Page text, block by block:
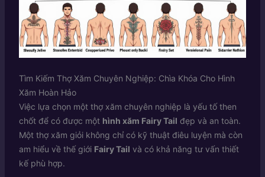
Tìm Kiếm Thợ Xăm Chuyên Nghiệp: Chìa Khóa Cho Hình
Xăm Hoàn Hảo
Việc lựa chọn một thợ xăm chuyên nghiệp là yếu tố then
chốt để có được một hình xăm Fairy Tail đẹp và an toàn.
Một thợ xăm giỏi không chỉ có kỹ thuật điêu luyện mà còn
am hiểu về thế giới Fairy Tail và có khả năng tư vấn thiết
kế phù hợp.